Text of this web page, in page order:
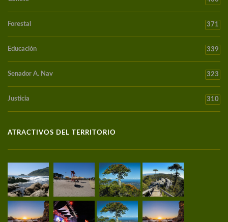
Forestal 371
Educación 339
Senador A. Nav 323
Justicia 310
ATRACTIVOS DEL TERRITORIO